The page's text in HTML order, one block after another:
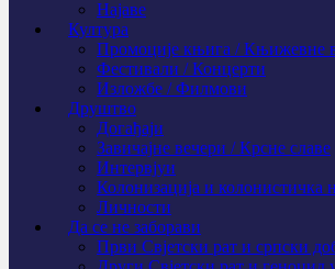
Најаве
Култура
Промоције књига / Књижевне
Фестивали / Концерти
Изложбе / Филмови
Друштво
Догађаји
Завичајне вечери / Крсне славе
Интервјуи
Колонизација и колонистичка
Личности
Да се не заборави
Први Свјeтски рат и српски